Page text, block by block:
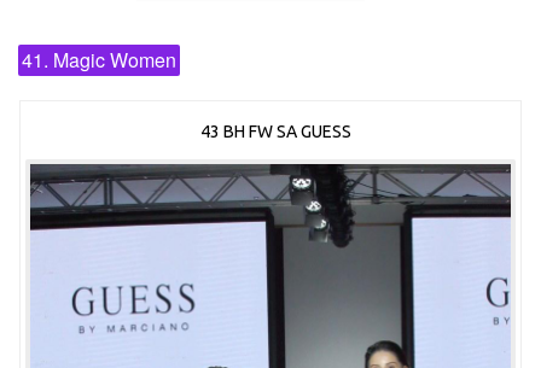
41. Magic Women
43 BH FW SA GUESS